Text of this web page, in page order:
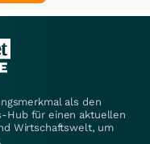
als den
Hub für einen aktuellen
Wirtschaftswelt, um